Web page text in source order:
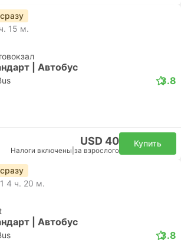
15 м.
| Автобус
3.8
USD 40
Налоги включены за взрослого
Купить
4 ч. 20 м.
| Автобус
3.8